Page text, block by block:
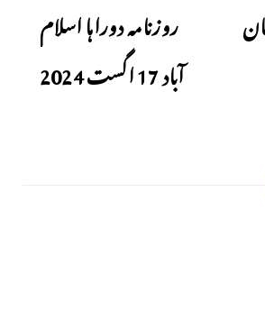
روزنامہ دوراہا اسلام
آباد 17 اگست 2024